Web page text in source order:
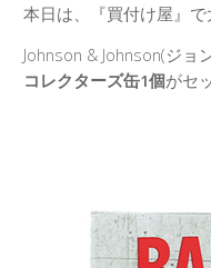
本日は、『買付け屋』
Johnson & Johnson(ジ
コレクターズ缶1個がセ